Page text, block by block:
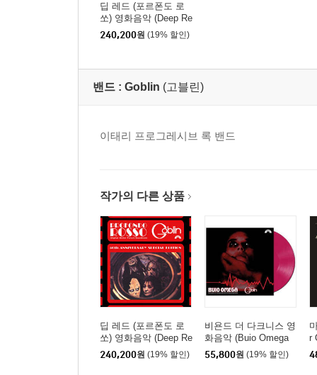
딥 레드 (포르폰도 로
쏘) 영화음악 (Deep Re
d (Profondo rosso) - Or
iginal Motion Picture S
트]
240,200원 (19% 할인)
밴드 : Goblin (고블린)
이태리 프로그레시브 록 밴드
작가의 다른 상품
딥 레드 (포르폰도 로
쏘) 영화음악 (Deep Re
d (Profondo rosso) - Or
iginal Motion Picture S
240,200원 (19% 할인)
비욘드 더 다크니스 영
화음악 (Buio Omega
(Beyond the Darkness)
OST by Goblin) [투명
55,800원 (19% 할인)
r